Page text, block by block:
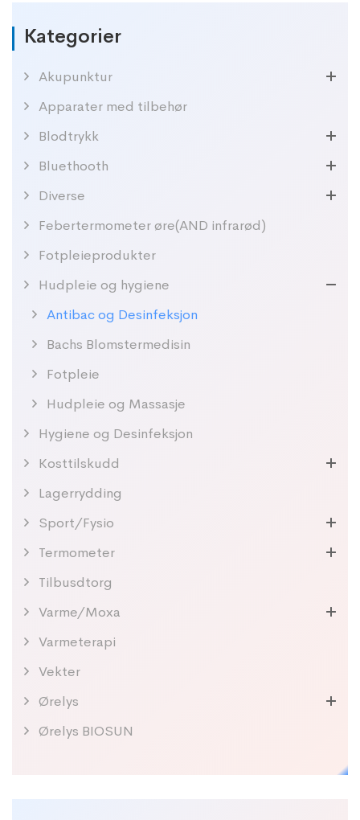
Kategorier
Akupunktur
Apparater med tilbehør
Blodtrykk
Bluethooth
Diverse
Febertermometer øre(AND infrarød)
Fotpleieprodukter
Hudpleie og hygiene
Antibac og Desinfeksjon
Bachs Blomstermedisin
Fotpleie
Hudpleie og Massasje
Hygiene og Desinfeksjon
Kosttilskudd
Lagerrydding
Sport/Fysio
Termometer
Tilbusdtorg
Varme/Moxa
Varmeterapi
Vekter
Ørelys
Ørelys BIOSUN